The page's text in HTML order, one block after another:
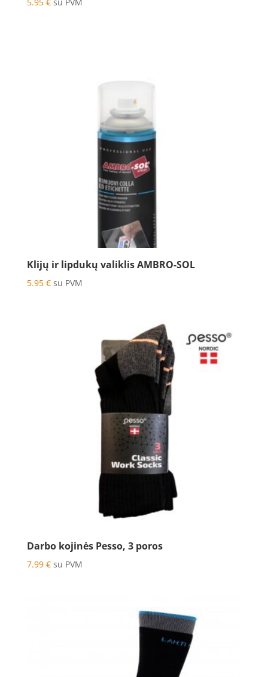
Klijų ir lipdukų valiklis AMBRO-SOL
5.95 € su PVM
Darbo kojinės Pesso, 3 poros
7.99 € su PVM